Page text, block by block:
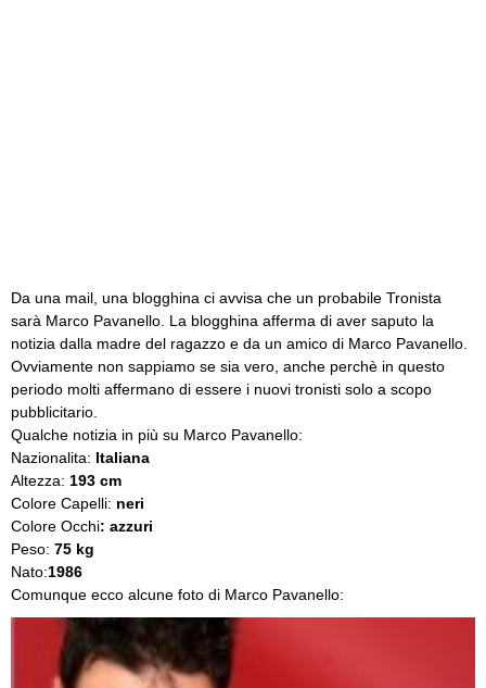
Da una mail, una blogghina ci avvisa che un probabile Tronista
sarà Marco Pavanello. La blogghina afferma di aver saputo la
notizia dalla madre del ragazzo e da un amico di Marco Pavanello.
Ovviamente non sappiamo se sia vero, anche perchè in questo
periodo molti affermano di essere i nuovi tronisti solo a scopo
pubblicitario.
Qualche notizia in più su Marco Pavanello:
Nazionalita: Italiana
Altezza: 193 cm
Colore Capelli: neri
Colore Occhi: azzuri
Peso: 75 kg
Nato:1986
Comunque ecco alcune foto di Marco Pavanello: